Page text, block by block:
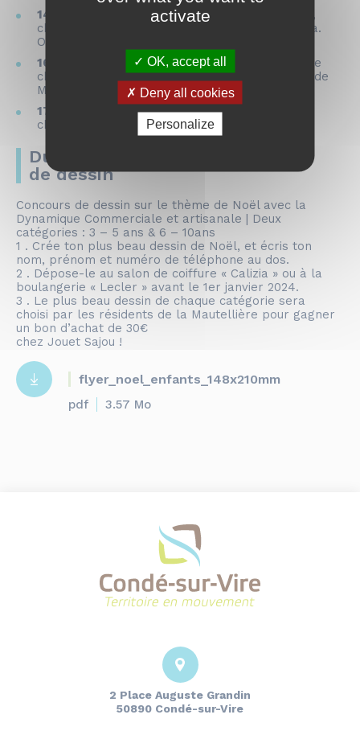
14h30 | Spectacle de magieavec David Marks,
champion de France de Magie | Salle de cinéma.
Ouverture des portes à 14h | Durée 1h30.
16h | Défilé du Père Noël et de ses lutins
sur le
char décoré par les CME au son de la fanfare de
Moyon.
17h | Goûter
pour petits et grands : crêpes,
chocolat chaud…
Du 9 au 31 décembre : Concours
de dessin
Concours de dessin sur le thème de Noël avec la
Dynamique Commerciale et artisanale | Deux
catégories : 3 – 5 ans & 6 – 10ans
1 . Crée ton plus beau dessin de Noël, et écris ton
nom, prénom et numéro de téléphone au dos.
2 . Dépose-le au salon de coiffure « Calizia » ou à la
boulangerie « Lecler » avant le 1er janvier 2024.
3 . Le plus beau dessin de chaque catégorie sera
choisi par les résidents de la Mautellière pour gagner
un bon d’achat de 30€
chez Jouet Sajou !
flyer_noel_enfants_148x210mm
pdf 3.57 Mo
2 Place Auguste Grandin
50890 Condé-sur-Vire
activate
OK, accept all
Deny all cookies
Personalize